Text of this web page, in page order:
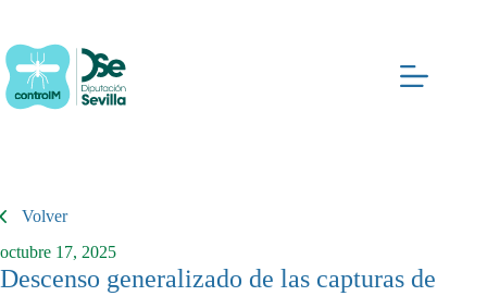
contenido
Volver
octubre 17, 2025
Descenso generalizado de las capturas de